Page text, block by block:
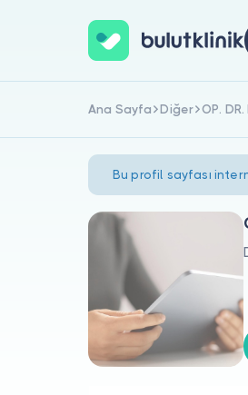
Ana Sayfa Diğer OP.
Bu profil sayfası